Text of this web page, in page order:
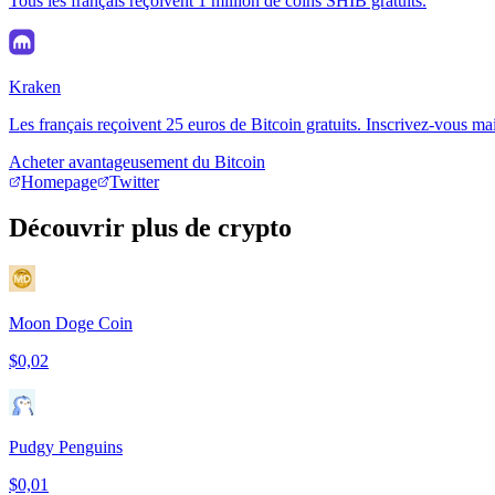
Kraken
Les français reçoivent 25 euros de Bitcoin gratuits. Inscrivez-vous
Acheter avantageusement du Bitcoin
Homepage
Twitter
Découvrir plus de crypto
Moon Doge Coin
$0,02
Pudgy Penguins
$0,01